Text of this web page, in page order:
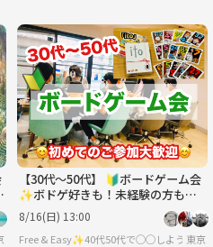
8/26 8/27 8/28 8/29
火
9/1
水
9/2
木
9/3
金
9/4
【30代〜50代】 🔰ボードゲーム会
✨ボドゲ好きも！未経験の方も！
難しいルールは一切なし🙆‍♀️
8/16(日) 13:00
Free & Easy✨40代50代で◯◯しようの会
東京